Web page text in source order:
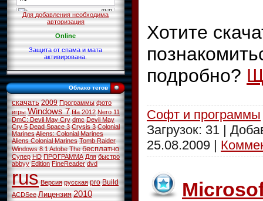
Для добавления необходима
авторизация
Online
Защита от спама и мата
активирована.
Облако тегов
скачать 2009 Программы фото
игры Windows 7 fifa 2012 Nero 11
DmC: Devil May Cry dmc Devil May
Cry 5 Dead Space 3 Crysis 3 Colonial
MarinesAliens: Colonial Marines
Aliens Colonial Marines Tomb Raider
Windows 8.1Adobe The бесплатно
Супер HD ПРОГРАММА Для быстро
abbyy Edition FineReader dvd
rus Версия русская pro Build
ACDSee Лицензия 2010
Хотите
подробно?
Софт и программы
Загрузок: 31 |
25.08.2009 |